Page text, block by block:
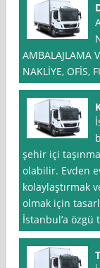
AMBALAJLAMA
NAKLİYE, OFİS,
şehir içi
olabilir. Evden
kolaylaştırmak
olmak için
İstanbul’a özgü